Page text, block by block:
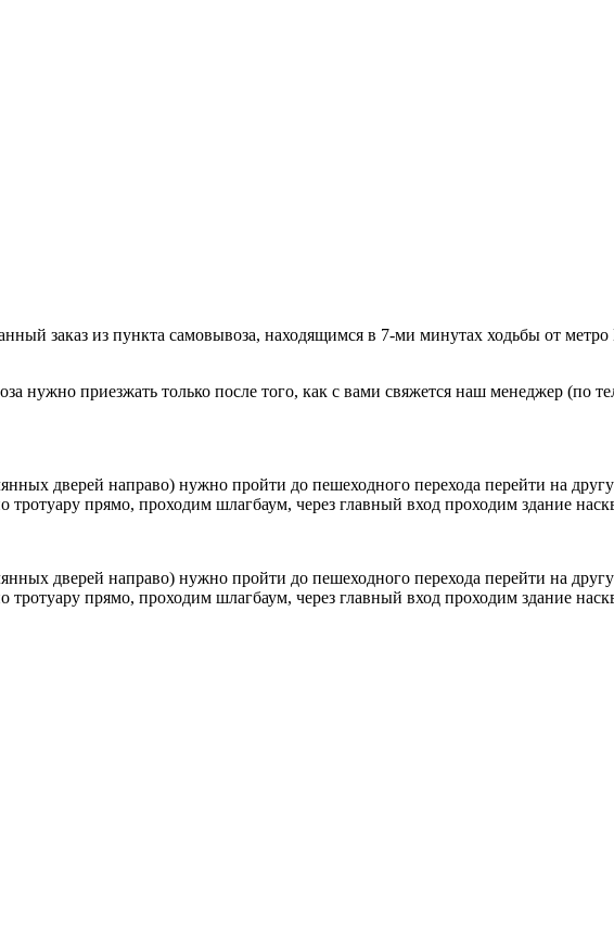
заказ из пункта самовывоза, находящимся в 7-ми минутах ходьбы от
нужно приезжать только после того, как с вами свяжется наш менеджер (по
дверей направо) нужно пройти до пешеходного перехода перейти на
прямо, проходим шлагбаум, через главный вход проходим здание
дверей направо) нужно пройти до пешеходного перехода перейти на
прямо, проходим шлагбаум, через главный вход проходим здание